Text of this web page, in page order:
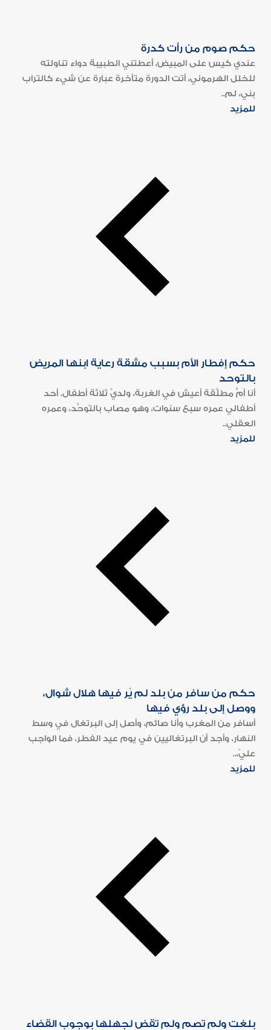
حكم صوم من رأت كدرة
عندي كيس على المبيض، أعطتني الطبيبة دواء تناولته
للخلل الهرموني، أتت الدورة متأخرة عبارة عن شيء كالتراب
بني، لم..
للمزيد
حكم إفطار الأم بسبب مشقة رعاية ابنها المريض
بالتوحد
أنا أمٌّ مطلَّقة أعيش في الغربة، ولديَّ ثلاثة أطفال. أحد
أطفالي عمره سبع سنوات، وهو مصاب بالتوحُّد، وعمره
العقلي..
للمزيد
حكم من سافر من بلد لم يُر فيها هلال شوال،
ووصل إلى بلد رؤي فيها
أسافر من المغرب وأنا صائم، وأصل إلى البرتغال في وسط
النهار، وأجد أن البرتغاليين في يوم عيد الفطر، فما الواجب
عليّ،..
للمزيد
بلغت ولم تصم ولم تقض لجهلها بوجوب القضاء